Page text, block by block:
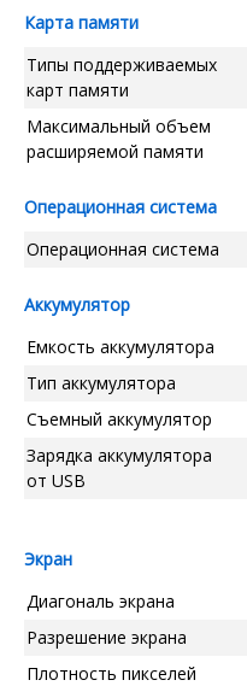
Карта памяти
Типы поддерживаемых
карт памяти
Максимальный объем
расширяемой памяти
Операционная система
Операционная система
Аккумулятор
Емкость аккумулятора
Тип аккумулятора
Съемный аккумулятор
Зарядка аккумулятора
от USB
Экран
Диагональ экрана
Разрешение экрана
Плотность пикселей